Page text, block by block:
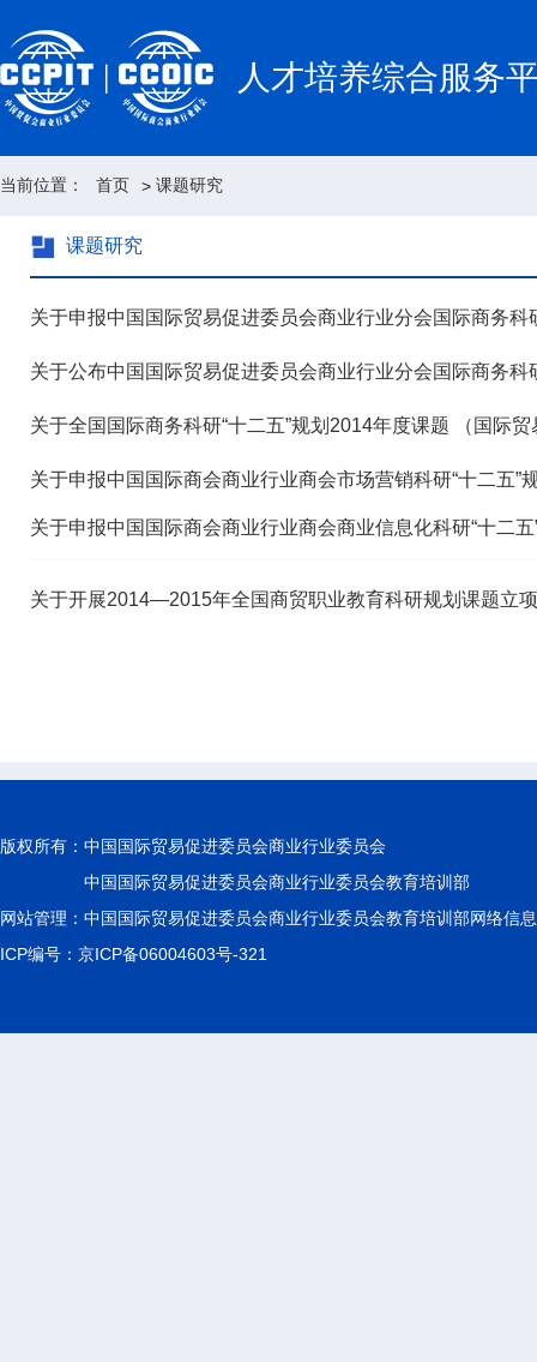
人才培养综合服务
当前位置： 首页 > 课题研究
课题研究
关于申报中国国际贸易促进委员会商业行业分会国际商务科
关于申报中国国际商会商业行业商会市场营销科研“十二五”
关于申报中国国际商会商业行业商会商业信息化科研“十二
关于开展2014—2015年全国商贸职业教育科研规划课题立
版权所有： 中国国际贸易促进委员会商业行业委员会
中国国际贸易促进委员会商业行业委员会教育培训部
网站管理：中国国际贸易促进委员会商业行业委员会教育培训部网络信
ICP编号：京ICP备06004603号-321